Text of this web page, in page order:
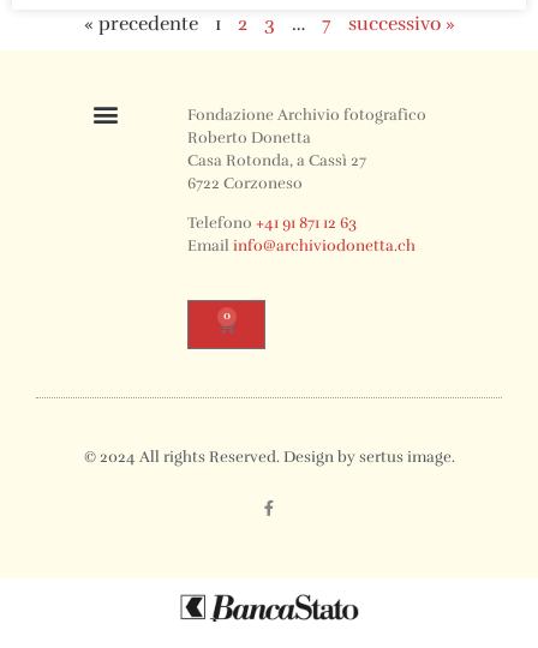
« precedente 1 2 3 … 7 successivo »
Fondazione Archivio fotografico
Roberto Donetta
Casa Rotonda, a Cassì 27
6722 Corzoneso
Telefono+41 91 871 12 63
Emailinfo@archiviodonetta.ch
0
© 2024 All rights Reserved. Design by sertus image.